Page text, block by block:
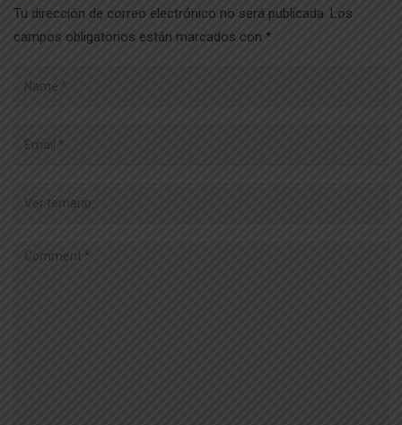
Tu dirección de correo electrónico no será publicada. Los
campos obligatorios están marcados con *